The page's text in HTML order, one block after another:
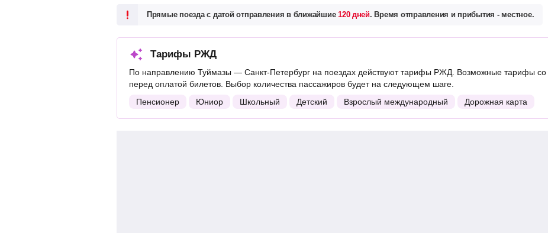
Прямые поезда с датой отправления в ближайшие120 дней. Время отправления и прибытия - местное.
Тарифы РЖД
По направлению Туймазы — Санкт-Петербург на поездах действуют тарифы РЖД. Возможные тарифы со
перед оплатой билетов. Выбор количества пассажиров будет на следующем шаге.
Пенсионер
Юниор Школьный Детский Взрослый международный Дорожная карта